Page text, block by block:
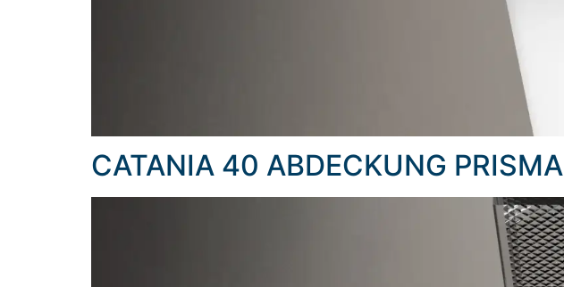
CATANIA 40 ABDECKUNG PRISMA